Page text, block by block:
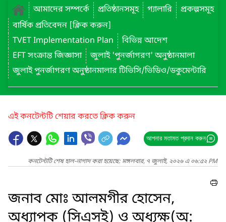
আমাদের সম্পর্কে
প্রতিষ্ঠানসমূহ গ্যালারি
প্রকল্পসমূহ
বার্ষিক প্রতিবেদন [ক্লিক করুন]
TVET Implementation Plan
বিভিন্ন আদেশ
EFT সংক্রান্ত জিজ্ঞাসা
জুলাই 'পুনর্জাগরণ' অনুষ্ঠানমালা
জুলাই পুনর্জাগরণ অনুষ্ঠানমালার টিভিসি/ভিডিও/ডকুমেন্টারি
এই কনটেন্টটি শেয়ার করতে ক্লিক করুন
আপনার মতামত প্রদান করুন
কনটেন্টটি শেষ হাল-নাগাদ করা হয়েছে: মঙ্গলবার, ৭ জুলাই, ২০২৬ এ ০৬:৫২ PM
জনাব মোঃ আলমগীর হোসেন,
অধ্যাপক (সিএসই) ও অধ্যক্ষ(অ: